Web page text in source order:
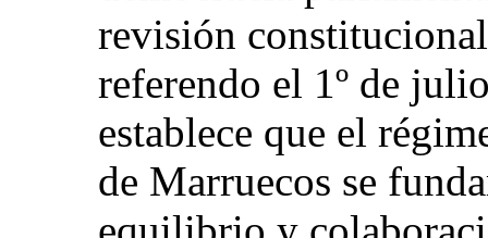
revisión
referendo el 1º de
establece que el
de Marruecos se